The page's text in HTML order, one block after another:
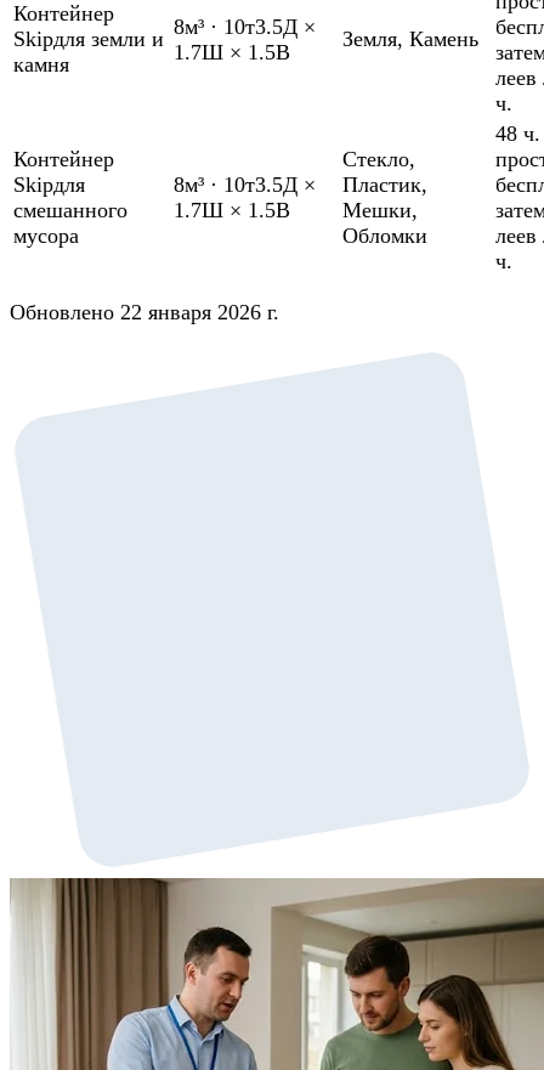
Контейнер
Skipдля земли и
камня
8м³ · 10т3.5Д ×
1.7Ш × 1.5В
Земля, Камень
леев
ч.
Контейнер
Skipдля
смешанного
мусора
8м³ · 10т3.5Д ×
1.7Ш × 1.5В
Стекло,
Пластик,
Мешки,
Обломки
48 ч.
леев
ч.
Обновлено 22 января 2026 г.